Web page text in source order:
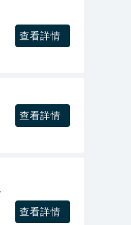
查看詳情
查看詳情
查看詳情